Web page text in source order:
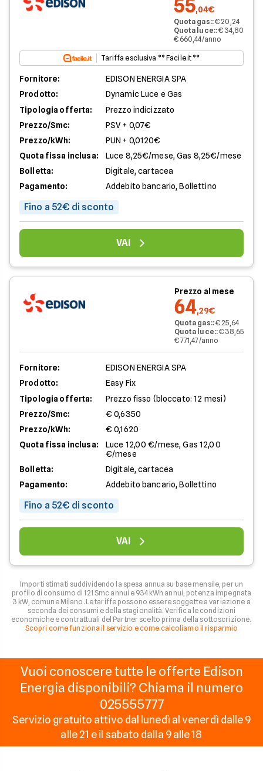
55,04€
Quota gas::€ 20,24
Quota luce::€ 34,80
€ 660,44/anno
Tariffa esclusiva ** Facile.it **
Fornitore:
EDISON ENERGIA SPA
Prodotto:
Dynamic Luce e Gas
Tipologia offerta:
Prezzo indicizzato
Prezzo/Smc:
PSV + 0,07€
Prezzo/kWh:
PUN + 0,0120€
Quota fissa inclusa:
Luce 8,25€/mese, Gas 8,25€/mese
Bolletta:
Digitale, cartacea
Pagamento:
Addebito bancario, Bollettino
Fino a 52€ di sconto
VAI
Prezzo al mese
64,29€
Quota gas::€ 25,64
Quota luce::€ 38,65
€ 771,47/anno
Fornitore:
EDISON ENERGIA SPA
Prodotto:
Easy Fix
Tipologia offerta:
Prezzo fisso (bloccato: 12 mesi)
Prezzo/Smc:
€ 0,6350
Prezzo/kWh:
€ 0,1620
Quota fissa inclusa:
Luce 12,00 €/mese, Gas 12,00
€/mese
Bolletta:
Digitale, cartacea
Pagamento:
Addebito bancario, Bollettino
Fino a 52€ di sconto
VAI
Importi stimati suddividendo la spesa annua su base mensile, per un
profilo di consumo di 121 Smc annui e 934 kWh annui, potenza impegnata
3 kW, comune Milano. Le tariffe possono essere soggette a variazione a
seconda dei consumi e della stagionalità. Verifica le condizioni
economiche e contrattuali del Partner scelto prima della sottoscrizione.
Scopri come funziona il servizio e come calcoliamo il risparmio
Vuoi conoscere tutte le offerte Edison
Energia disponibili? Chiama il numero
025555777
Servizio gratuito attivo dal lunedì al venerdì dalle 9
alle 21 e il sabato dalla 9 alle 18